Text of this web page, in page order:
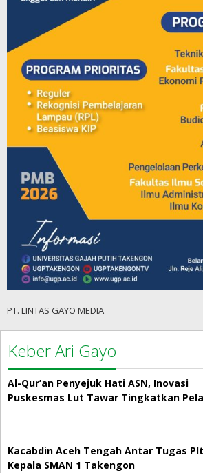
PT. LINTAS GAYO MEDIA
Keber Ari Gayo
Al-Qur’an Penyejuk Hati ASN, Inovasi
Puskesmas Lut Tawar Tingkatkan
Kacabdin Aceh Tengah Antar Tugas Plt
Kepala SMAN 1 Takengon